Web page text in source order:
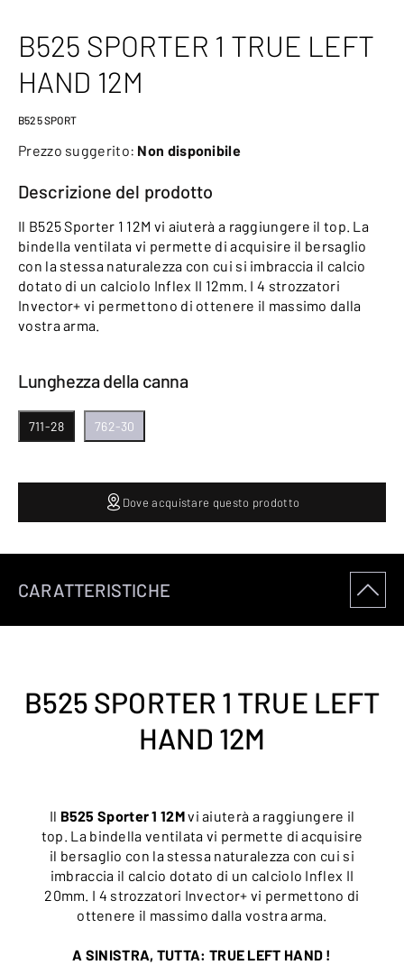
B525 SPORTER 1 TRUE LEFT
HAND 12M
B525 SPORT
Prezzo suggerito: Non disponibile
Descrizione del prodotto
Il B525 Sporter 1 12M vi aiuterà a raggiungere il top. La
bindella ventilata vi permette di acquisire il bersaglio
con la stessa naturalezza con cui si imbraccia il calcio
dotato di un calciolo Inflex II 12mm. I 4 strozzatori
Invector+ vi permettono di ottenere il massimo dalla
vostra arma.
Lunghezza della canna
711-28 762-30
Dove acquistare questo prodotto
CARATTERISTICHE
B525 SPORTER 1 TRUE LEFT
HAND 12M
Il B525 Sporter 1 12Mvi aiuterà a raggiungere il
top. La bindella ventilata vi permette di acquisire
il bersaglio con la stessa naturalezza con cui si
imbraccia il calcio dotato di un calciolo Inflex II
20mm. I 4 strozzatori Invector+ vi permettono di
ottenere il massimo dalla vostra arma.
A SINISTRA, TUTTA: TRUE LEFT HAND !